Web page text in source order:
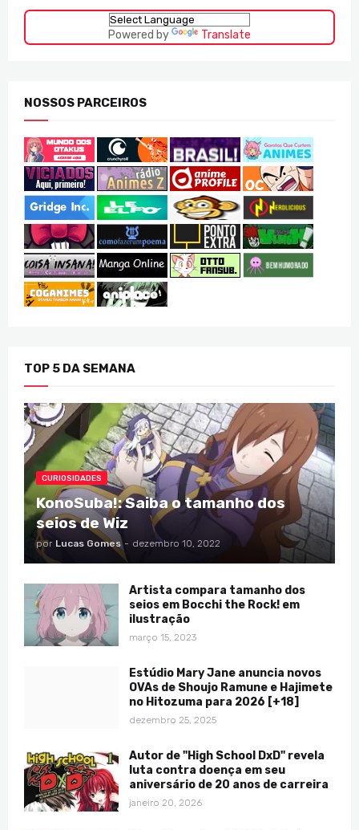
Powered by Translate
NOSSOS PARCEIROS
TOP 5 DA SEMANA
CURIOSIDADES
KonoSuba!: Saiba o tamanho dos
seios de Wiz
por Lucas Gomes - dezembro 10, 2022
Artista compara tamanho dos
seios em Bocchi the Rock! em
ilustração
março 15, 2023
Estúdio Mary Jane anuncia novos
OVAs de Shoujo Ramune e Hajimete
no Hitozuma para 2026 [+18]
dezembro 25, 2025
Autor de "High School DxD" revela
luta contra doença em seu
aniversário de 20 anos de carreira
janeiro 20, 2026